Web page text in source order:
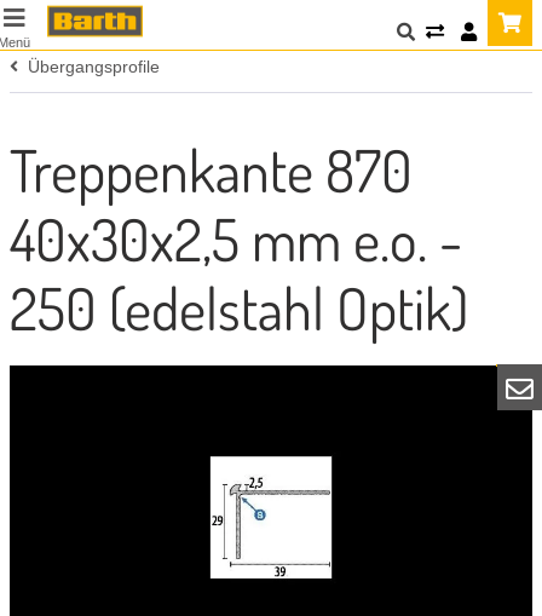
Übergangsprofile
Treppenkante 870
40x30x2,5 mm e.o. -
250 (edelstahl Optik)